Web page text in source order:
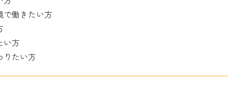
で働きたい方
い方
りたい方